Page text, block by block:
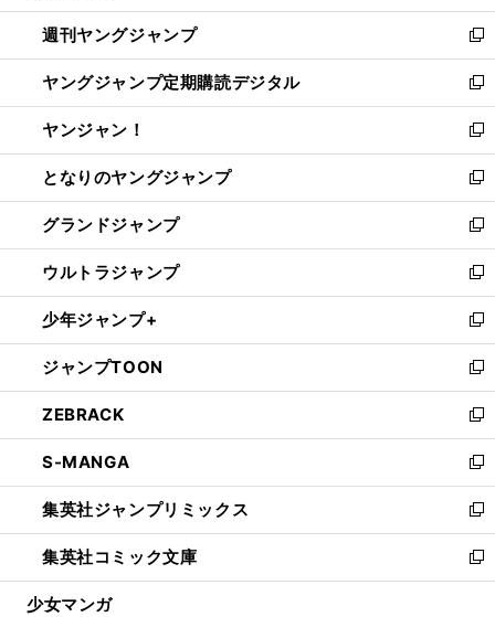
開
く
ウ
で
開
く
ン
ド
ウ
で
開
く
ウ
ィ
ン
ド
ウ
で
開
く
週刊ヤングジャンプ
新
し
い
ウ
ィ
ン
ド
ウ
で
開
く
ヤングジャンプ定期購読デジタル
新
し
い
ウ
ィ
ン
ド
ウ
で
開
く
ヤンジャン！
新
し
い
ウ
ィ
ン
ド
ウ
で
開
く
となりのヤングジャンプ
新
し
い
ウ
ィ
ン
ド
ウ
で
開
く
グランドジャンプ
新
し
い
ウ
ィ
ン
ド
ウ
で
開
く
ウルトラジャンプ
新
し
い
ウ
ィ
ン
ド
ウ
で
開
く
少年ジャンプ+
新
し
い
ウ
ィ
ン
ド
ウ
で
開
く
ジャンプTOON
新
し
い
ウ
ィ
ン
ド
ウ
で
開
ZEBRACK
新
し
い
ウ
ィ
ン
ド
ウ
S-MANGA
新
し
い
ウ
ィ
ン
集英社ジャンプリミックス
新
し
い
ウ
集英社コミック文庫
新
し
少女マンガ